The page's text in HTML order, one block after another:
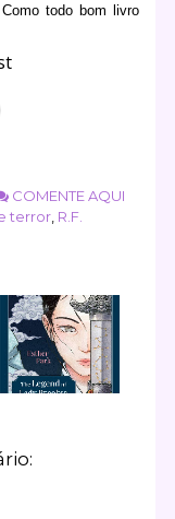
todo bom livro
COMENTE AQUI
terror, R.F.